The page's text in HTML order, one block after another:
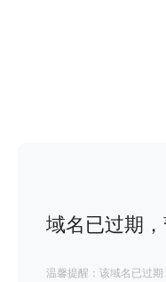
域名已过期
温馨提醒：该域名已过